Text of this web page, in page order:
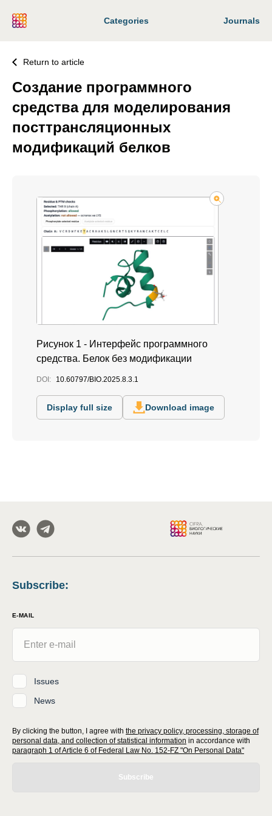
Categories Journals
Return to article
Создание программного
средства для моделирования
посттрансляционных
модификаций белков
Рисунок 1 - Интерфейс программного
средства. Белок без модификации
DOI: 10.60797/BIO.2025.8.3.1
Display full size Download image
Subscribe:
E-MAIL
Issues
News
By clicking the button, I agree with the privacy policy, processing, storage of
personal data, and collection of statistical information in accordance with
paragraph 1 of Article 6 of Federal Law No. 152-FZ "On Personal Data"
Subscribe